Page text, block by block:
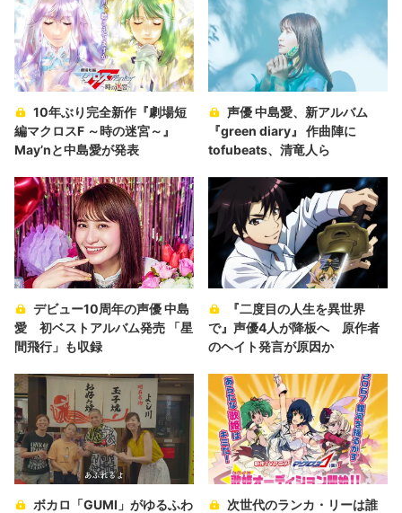
10年ぶり完全新作『劇場短
編マクロスF ～時の迷宮～』
May’nと中島愛が発表
声優 中島愛、新アルバム
『green diary』 作曲陣に
tofubeats、清竜人ら
デビュー10周年の声優 中島
愛 初ベストアルバム発売 「星
間飛行」も収録
『二度目の人生を異世界
で』声優4人が降板へ 原作者
のヘイト発言が原因か
ボカロ「GUMI」がゆるふわ 次世代のランカ・リーは誰